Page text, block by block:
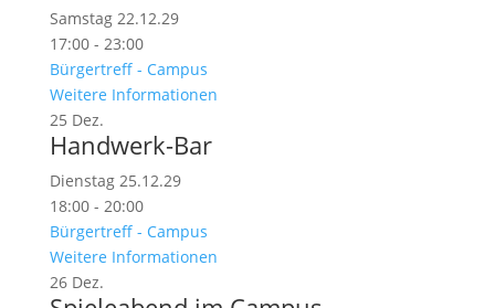
Samstag 22.12.29
17:00 - 23:00
Bürgertreff - Campus
Weitere Informationen
25 Dez.
Handwerk-Bar
Dienstag 25.12.29
18:00 - 20:00
Bürgertreff - Campus
Weitere Informationen
26 Dez.